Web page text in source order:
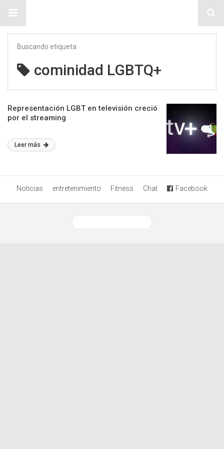
Buscando etiqueta
cominidad LGBTQ+
Representación LGBT en televisión creció
por el streaming
Leer más
Noticias entretenimiento Fitness Chat Facebook